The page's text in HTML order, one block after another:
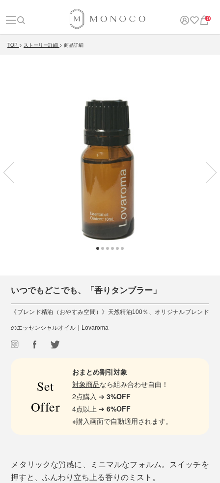
0
TOP ストーリー詳細 商品詳細
いつでもどこでも、「香りタンブラー」
《ブレンド精油（おやすみ空間）》天然精油100％、オリジナルブレンド
のエッセンシャルオイル｜Lovaroma
Set
Offer
おまとめ割引対象
対象商品なら組み合わせ自由！
2点購入 ➔3%OFF
4点以上 ➔6%OFF
※購入画面で自動適用されます。
メタリックな質感に、ミニマルなフォルム。スイッチを
押すと、ふんわり立ち上る香りのミスト。